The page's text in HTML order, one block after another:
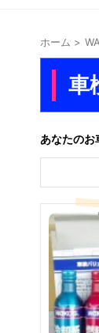
ホーム >
車
あなたのお